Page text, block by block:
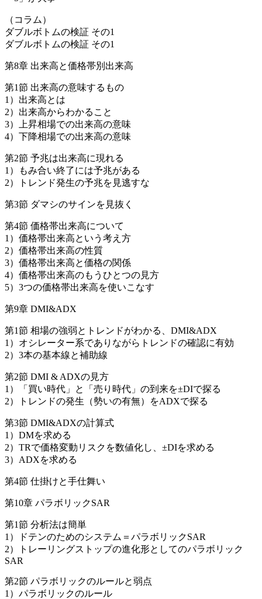
（コラム）
ダブルボトムの検証 その1
ダブルボトムの検証 その1
第8章 出来高と価格帯別出来高
第1節 出来高の意味するもの
1）出来高とは
2）出来高からわかること
3）上昇相場での出来高の意味
4）下降相場での出来高の意味
第2節 予兆は出来高に現れる
1）もみ合い終了には予兆がある
2）トレンド発生の予兆を見逃すな
第3節 ダマシのサインを見抜く
第4節 価格帯出来高について
1）価格帯出来高という考え方
2）価格帯出来高の性質
3）価格帯出来高と価格の関係
4）価格帯出来高のもうひとつの見方
5）3つの価格帯出来高を使いこなす
第9章 DMI&ADX
第1節 相場の強弱とトレンドがわかる、DMI&ADX
1）オシレーター系でありながらトレンドの確認に有効
2）3本の基本線と補助線
第2節 DMI & ADXの見方
1）「買い時代」と「売り時代」の到来を±DIで探る
2）トレンドの発生（勢いの有無）をADXで探る
第3節 DMI&ADXの計算式
1）DMを求める
2）TRで価格変動リスクを数値化し、±DIを求める
3）ADXを求める
第4節 仕掛けと手仕舞い
第10章 パラボリックSAR
第1節 分析法は簡単
1）ドテンのためのシステム＝パラボリックSAR
2）トレーリングストップの進化形としてのパラボリック
SAR
第2節 パラボリックのルールと弱点
1）パラボリックのルール